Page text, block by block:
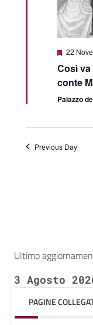
22
Così
conte
Palazzo
Previous Day
Ultimo
3 Agosto
PAGINE